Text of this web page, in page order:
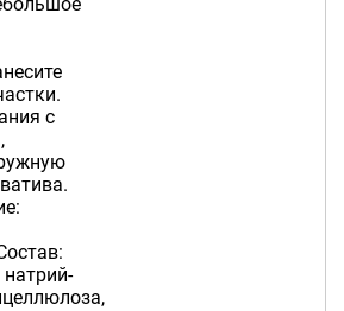
с
натрий-